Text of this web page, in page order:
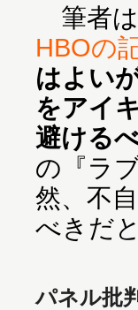
筆者は
HBOの
はよい
をアイ
避ける
の『ラ
然、不
べきだ
パネル批